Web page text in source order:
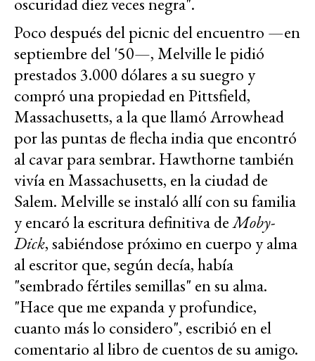
Poco después del picnic del encuentro —en
septiembre del '50—, Melville le pidió
prestados 3.000 dólares a su suegro y
compró una propiedad en Pittsfield,
Massachusetts, a la que llamó Arrowhead
por las puntas de flecha india que encontró
al cavar para sembrar. Hawthorne también
vivía en Massachusetts, en la ciudad de
Salem. Melville se instaló allí con su familia
y encaró la escritura definitiva deMoby-
Dick, sabiéndose próximo en cuerpo y alma
al escritor que, según decía, había
"sembrado fértiles semillas" en su alma.
"Hace que me expanda y profundice,
cuanto más lo considero", escribió en el
comentario al libro de cuentos de su amigo.